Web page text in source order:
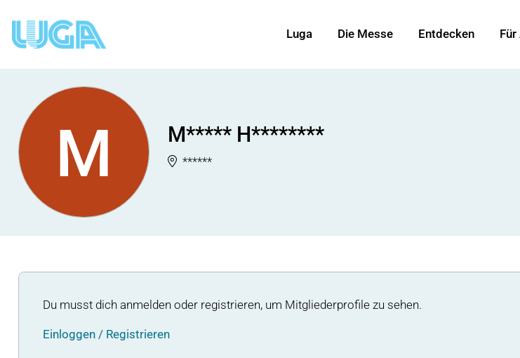
Luga Die Messe Entdecken
M M***** H********
******
Du musst dich anmelden oder registrieren, um Mitgliederprofile zu sehen.
Einloggen / Registrieren